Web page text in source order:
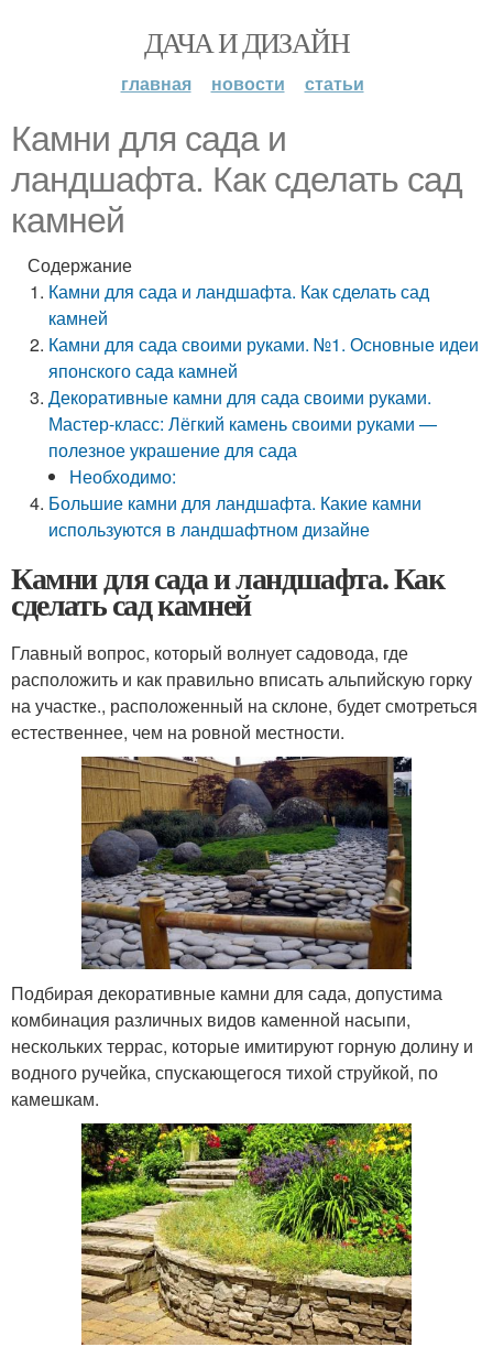
ДАЧА И ДИЗАЙН
главная новости статьи
Камни для сада и
ландшафта. Как сделать сад
камней
Содержание
Камни для сада и ландшафта. Как сделать сад
камней
Камни для сада своими руками. №1. Основные идеи
японского сада камней
Декоративные камни для сада своими руками.
Мастер-класс: Лёгкий камень своими руками —
полезное украшение для сада
Необходимо:
Большие камни для ландшафта. Какие камни
используются в ландшафтном дизайне
Камни для сада и ландшафта. Как
сделать сад камней
Главный вопрос, который волнует садовода, где
расположить и как правильно вписать альпийскую горку
на участке., расположенный на склоне, будет смотреться
естественнее, чем на ровной местности.
Подбирая декоративные камни для сада, допустима
комбинация различных видов каменной насыпи,
нескольких террас, которые имитируют горную долину и
водного ручейка, спускающегося тихой струйкой, по
камешкам.